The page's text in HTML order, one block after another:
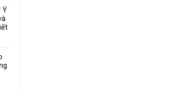
Ý